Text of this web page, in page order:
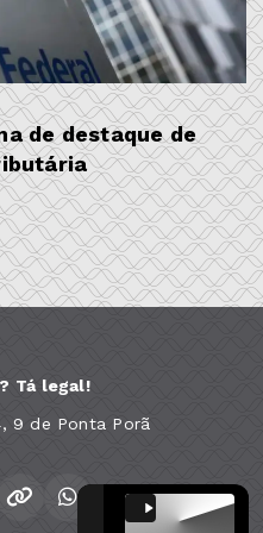
de destaque de
Tá legal!
9 de Ponta Porã